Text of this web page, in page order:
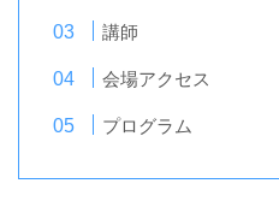
講師
会場アクセス
プログラム